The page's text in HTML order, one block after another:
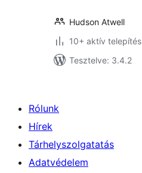
Hudson Atwell
10+ aktív telepítés
Tesztelve: 3.4.2
Rólunk
Hírek
Tárhelyszolgatatás
Adatvédelem